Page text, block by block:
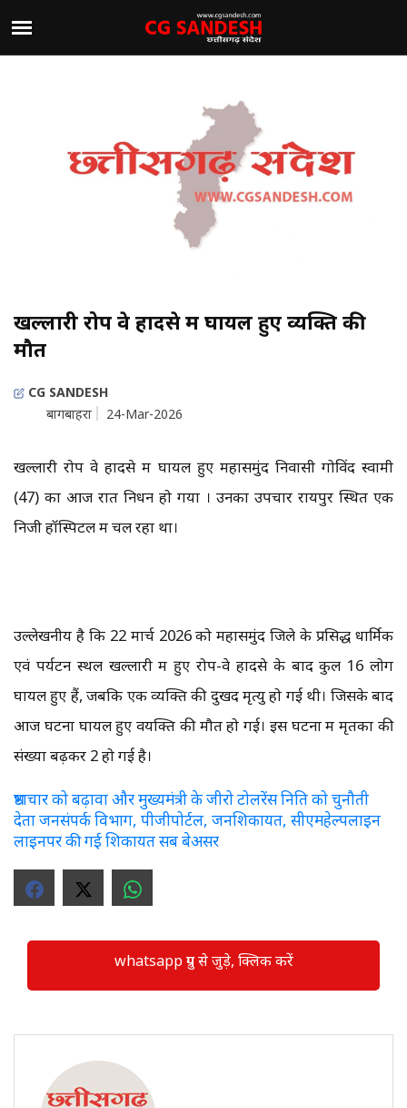
खल्लारी रोप वे हादसे में घायल हुए व्यक्ति की
मौत
CG SANDESH
बागबाहरा
24-Mar-2026
खल्लारी रोप वे हादसे में घायल हुए महासमुंद निवासी गोविंद स्वामी
(47) का आज रात निधन हो गया । उनका उपचार रायपुर स्थित एक
निजी हॉस्पिटल में चल रहा था।
उल्लेखनीय है कि 22 मार्च 2026 को महासमुंद जिले के प्रसिद्ध धार्मिक
एवं पर्यटन स्थल खल्लारी में हुए रोप-वे हादसे के बाद कुल 16 लोग
घायल हुए हैं, जबकि एक व्यक्ति की दुखद मृत्यु हो गई थी। जिसके बाद
आज घटना घायल हुए वयक्ति की मौत हो गई। इस घटना में मृतकों की
संख्या बढ़कर 2 हो गई है।
भ्रष्टाचार को बढ़ावा और मुख्यमंत्री के जीरो टोलरेंस निति को चुनौती
देता जनसंपर्क विभाग, पीजीपोर्टल, जनशिकायत, सीएमहेल्पलाइन
लाइनपर की गई शिकायत सब बेअसर
whatsapp ग्रुप से जुड़े, क्लिक करें